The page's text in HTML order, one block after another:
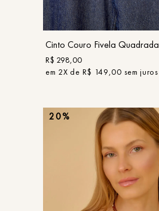
COMPRAR
Cinto Couro Fivela Quadrada
R$ 298,00
em 2X de R$ 149,00 sem juros
20%